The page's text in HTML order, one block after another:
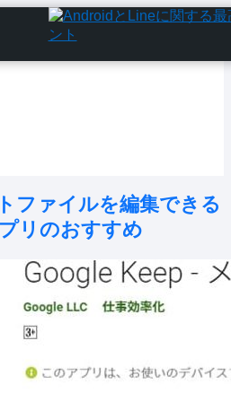
ファイルを編集できる
リのおすすめ